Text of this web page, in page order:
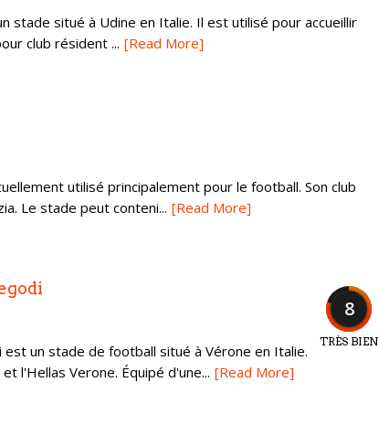
stade situé à Udine en Italie. Il est utilisé pour accueillir
club résident ... [Read More]
utilisé principalement pour le football. Son club
Le stade peut conteni... [Read More]
8
TRÈS BIEN
un stade de football situé à Vérone en Italie.
l'Hellas Verone. Équipé d'une... [Read More]